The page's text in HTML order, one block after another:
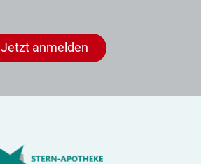
Jetzt anmelden